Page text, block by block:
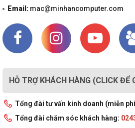
Email: mac@minhancomputer.com
HỖ TRỢ KHÁCH HÀNG (CLICK ĐỂ
Tổng đài tư vấn kinh doanh (miễn
Tổng đài chăm sóc khách hàng: